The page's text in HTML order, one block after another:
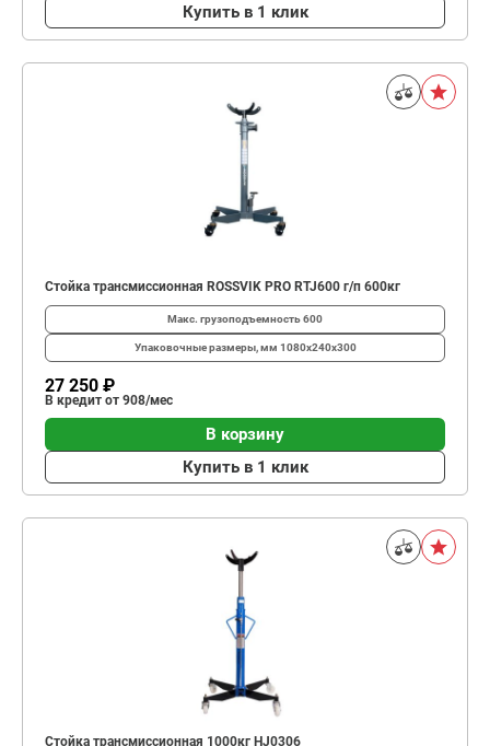
Купить в 1 клик
Стойка трансмиссионная ROSSVIK PRO RTJ600 г/п 600кг
Макс. грузоподъемность600
Упаковочные размеры, мм 1080х240х300
27 250 ₽
В кредит от 908/мес
В корзину
Купить в 1 клик
Стойка трансмиссионная 1000кг HJ0306